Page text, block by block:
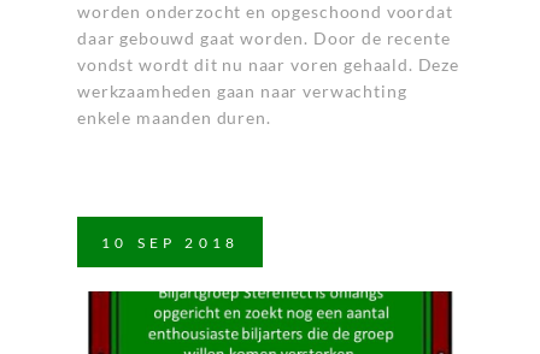
worden onderzocht en opgeschoond voordat
daar gebouwd gaat worden. Door de recente
vondst wordt dit nu naar voren gehaald. Deze
werkzaamheden gaan naar verwachting
enkele maanden duren.
10 SEP 2018